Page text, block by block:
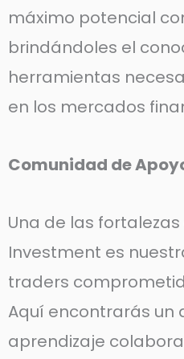
máximo potencial
brindándoles el
herramientas
en los mercados
Comunidad de
Una de las
Investment es
traders
Aquí encontrarás un
aprendizaje